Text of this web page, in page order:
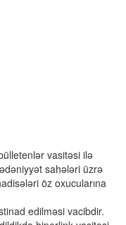
vasitəsi ilə
sahələri üzrə
öz oxucularına
edilməsi vacibdir.